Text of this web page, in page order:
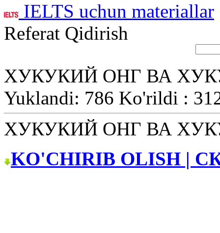
IELTS uchun materiallar
Referat Qidirish
ХУКУКИЙ ОНГ ВА
Yuklandi: 786 Ko'rildi :
ХУКУКИЙ ОНГ ВА
KO'CHIRIB OLISH |